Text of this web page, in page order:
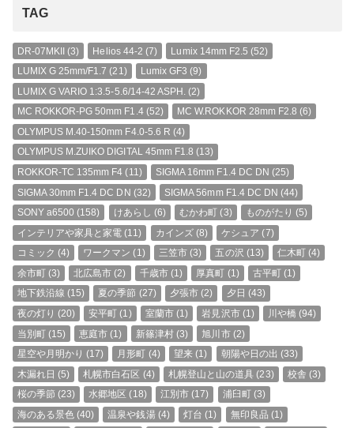
TAG
DR-07MKII(3) Helios 44-2 (7) Lumix 14mm F2.5 (52)
LUMIX G 25mm/F1.7 (21) Lumix GF3 (9)
LUMIX G VARIO 1:3.5-5.6/14-42 ASPH. (2)
MC ROKKOR-PG 50mm F1.4(52) MC W.ROKKOR 28mm F2.8 (6)
OLYMPUS M.40-150mm F4.0-5.6 R (4)
OLYMPUS M.ZUIKO DIGITAL 45mm F1.8 (13)
ROKKOR-TC 135mm F4 (11) SIGMA 16mm F1.4 DC DN (25)
SIGMA 30mm F1.4 DC DN (32) SIGMA 56mm F1.4 DC DN (44)
SONY a6500 (158) けあらし (6) むかわ町 (3) ものがたり (5)
インテリアや家具と家電 (11) カインズ(8) ケシュア (7)
コミック (4) ワークマン (1) 三笠市 (3) 五の沢 (13) 仁木町 (4)
余市町(3) 北広島市 (2) 千歳市(1) 厚真町 (1) 古平町 (1)
地下鉄沿線 (15) 夏の季節 (27) 夕張市 (2) 夕日 (43)
夜の灯り (20) 安平町 (1) 室蘭市(1) 岩見沢市(1) 川や橋 (94)
当別町(15) 恵庭市 (1) 新篠津村(3) 旭川市(2)
星空や月明かり (17) 月形町 (4) 望来 (1) 朝陽や日の出 (33)
木漏れ日 (5) 札幌市白石区 (4) 札幌登山と山の道具 (23) 校舎 (3)
桜の季節 (23) 水郷地区 (18) 江別市 (17) 浦臼町(3)
海のある景色(40) 温泉や銭湯(4) 灯台 (1) 無印良品 (1)